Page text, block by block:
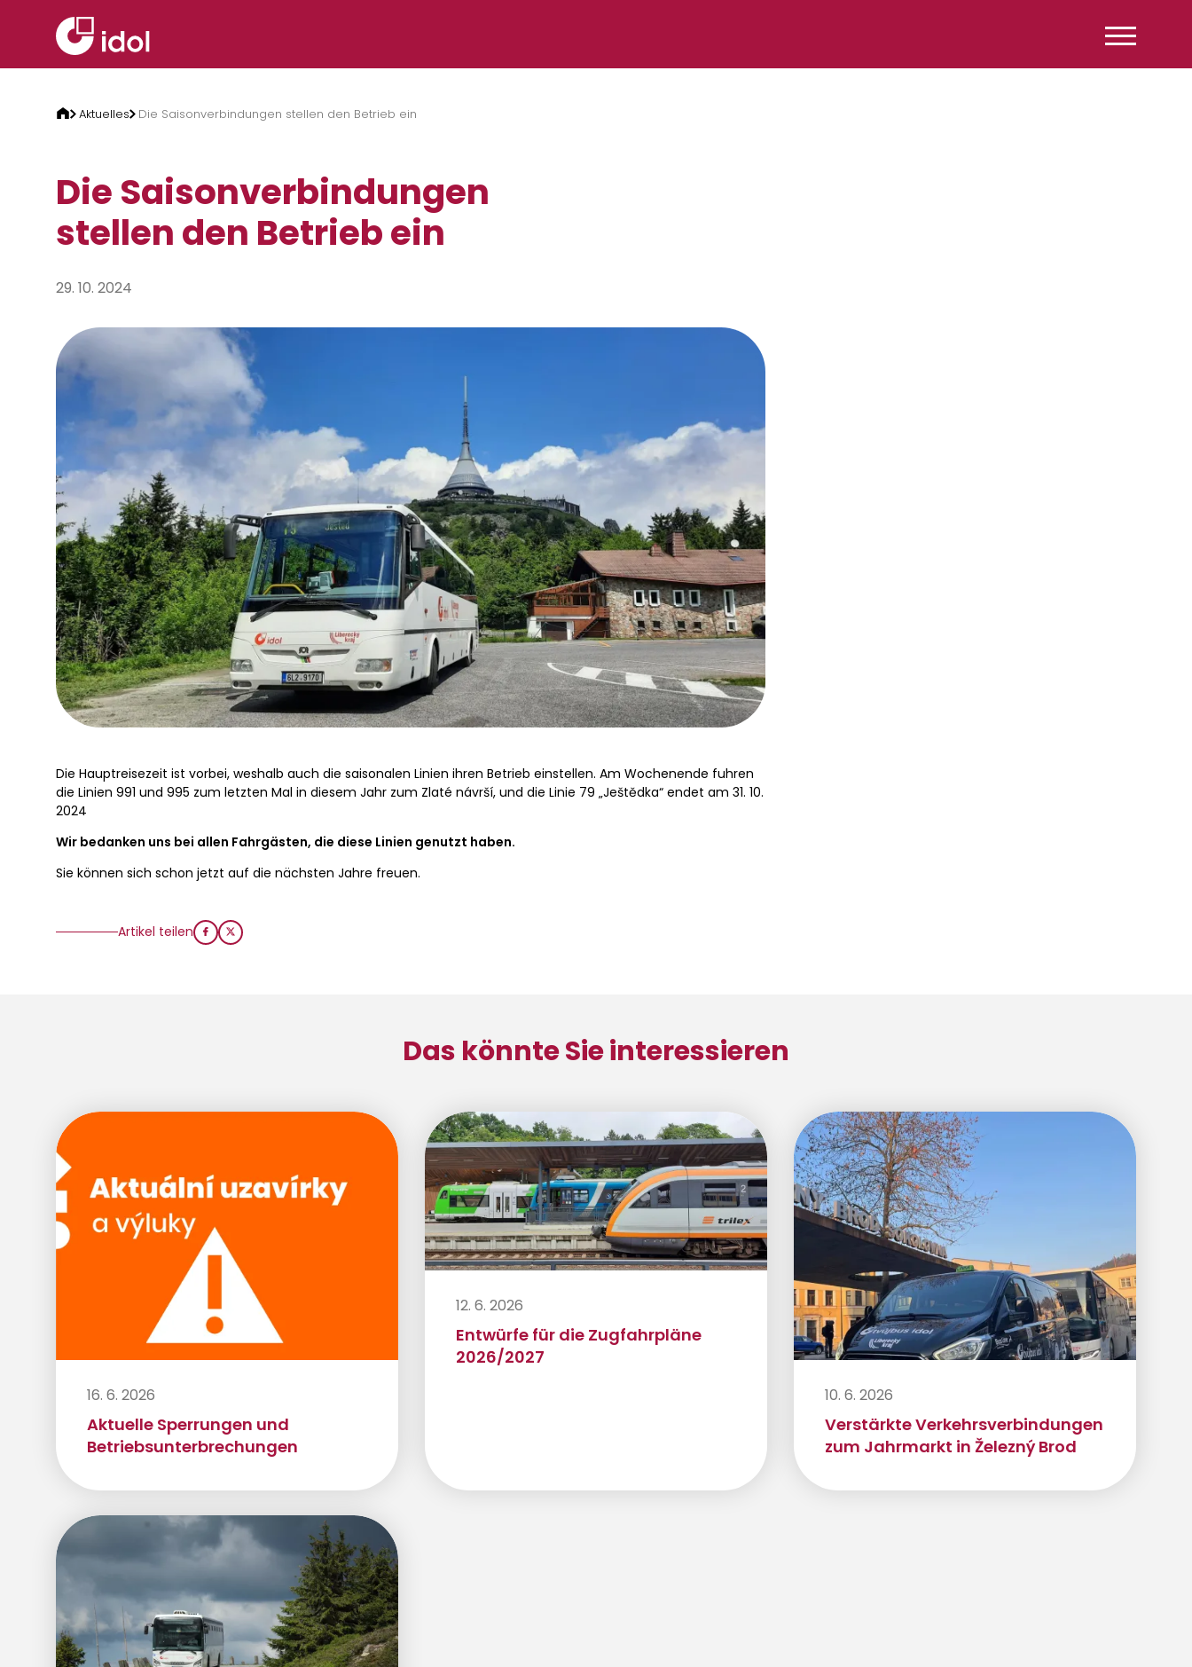
Aktuelles Die Saisonverbindungen stellen den Betrieb ein
Die Saisonverbindungen
stellen den Betrieb ein
29. 10. 2024
Die Hauptreisezeit ist vorbei, weshalb auch die saisonalen Linien ihren Betrieb einstellen. Am Wochenende fuhren
die Linien 991 und 995 zum letzten Mal in diesem Jahr zum Zlaté návrší, und die Linie 79 „Ještědka“ endet am 31. 10.
2024
Wir bedanken uns bei allen Fahrgästen, die diese Linien genutzt haben.
Sie können sich schon jetzt auf die nächsten Jahre freuen.
Artikel teilen
Das könnte Sie interessieren
16. 6. 2026
Aktuelle Sperrungen und
Betriebsunterbrechungen
12. 6. 2026
Entwürfe für die Zugfahrpläne
2026/2027
10. 6. 2026
Verstärkte Verkehrsverbindungen
zum Jahrmarkt in Železný Brod